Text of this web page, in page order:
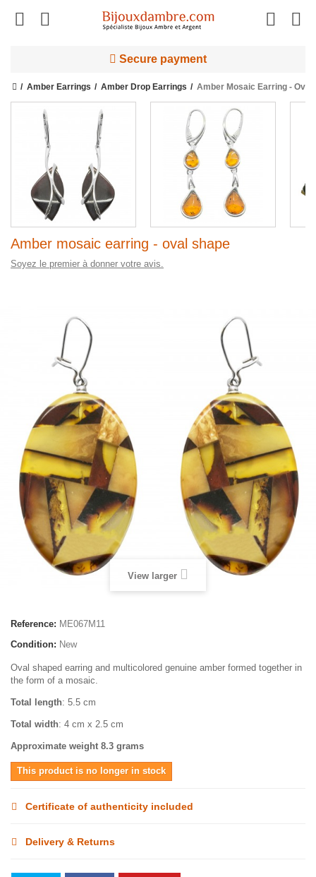
Secure payment
Amber Earrings Amber Drop Earrings Amber Mosaic Earring - Oval
Amber mosaic earring - oval shape
Soyez le premier à donner votre avis.
View larger
Reference: ME067M11
Condition: New
Oval shaped earring and multicolored genuine amber formed together in
the form of a mosaic.
Total length: 5.5 cm
Total width: 4 cm x 2.5 cm
Approximate weight 8.3 grams
This product is no longer in stock
Certificate of authenticity included
Delivery & Returns